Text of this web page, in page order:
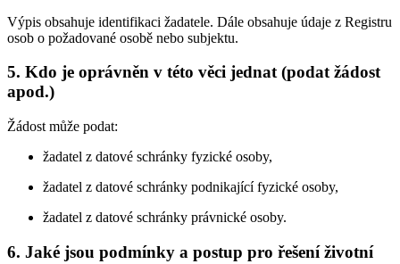
Výpis obsahuje identifikaci žadatele. Dále obsahuje údaje z Registru
osob o požadované osobě nebo subjektu.
5. Kdo je oprávněn v této věci jednat (podat žádost
apod.)
Žádost může podat:
žadatel z datové schránky fyzické osoby,
žadatel z datové schránky podnikající fyzické osoby,
žadatel z datové schránky právnické osoby.
6. Jaké jsou podmínky a postup pro řešení životní